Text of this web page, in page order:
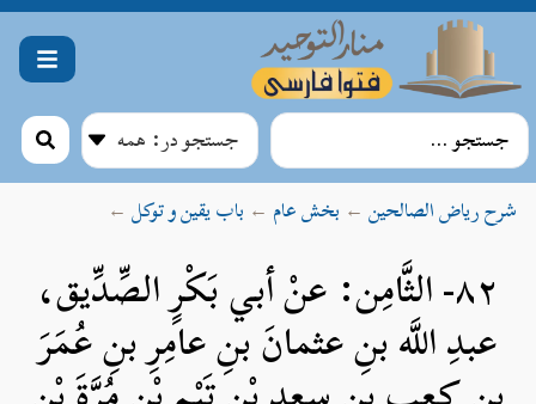
شرح ریاض الصالحین ← بخش عام ← باب یقین و توکل ←
۸۲- الثَّامِن: عنْ أبي بَكْرٍ الصِّدِّيق،
عبدِ اللَّه بنِ عثمانَ بنِ عامِرِ بنِ عُمَرَ